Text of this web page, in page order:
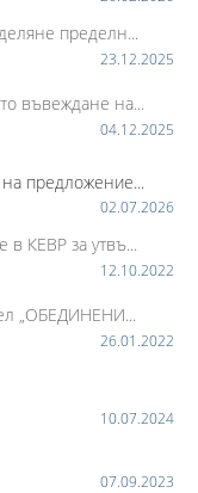
пределн...
23.12.2025
въвеждане на...
04.12.2025
предложение...
02.07.2026
КЕВР за утвъ...
12.10.2022
„ОБЕДИНЕНИ...
26.01.2022
10.07.2024
07.09.2023